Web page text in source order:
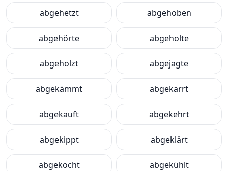
abgehetzt abgehoben
abgehörte abgeholte
abgeholzt abgejagte
abgekämmt abgekarrt
abgekauft abgekehrt
abgekippt abgeklärt
abgekocht abgekühlt